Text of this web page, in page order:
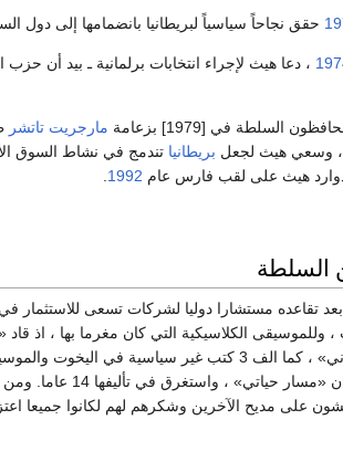
حقق نجاحاً سياسياً لبريطانيا بانضمامها إلى دول
، دعا هيث لإجراء انتخابات برلمانية ـ بيد أن
السلطة في [1979] بزعامة مارجريت تاتشر
، وسعي هيث لجعل بريطانيا تندمج في نشاط السوق
هيث على لقب فارس عام 1992
السلطة
بعد تقاعده مستشارا دوليا لشركات تسعى للاستثمار في
وللموسيقى الكلاسيكية التي كان مغرما بها ، اذ قاد
ليفربول الفلهرموني» ، كما الف 3 كتب غير سياسية
، واستغرق في تأليفها 14 عاما. ومن أشهر مقولات
على مديح الآخرين وشكرهم لهم لكانوا جميعا